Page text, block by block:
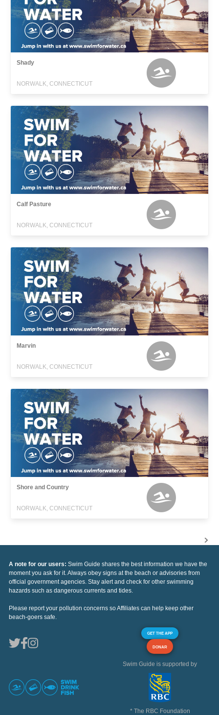
Shady
NORWALK, CONNECTICUT
Calf Pasture
NORWALK, CONNECTICUT
Marvin
NORWALK, CONNECTICUT
Shore and Country
NORWALK, CONNECTICUT
A note for our users: Swim Guide shares the best information we have the
moment you ask for it. Always obey signs at the beach or advisories from
official government agencies. Stay alert and check for other swimming
hazards such as dangerous currents and tides.
Please report your pollution concerns so Affiliates can help keep other
beach-goers safe.
GET THE APP
DONAR
Swim Guide is supported by
* The RBC Foundation